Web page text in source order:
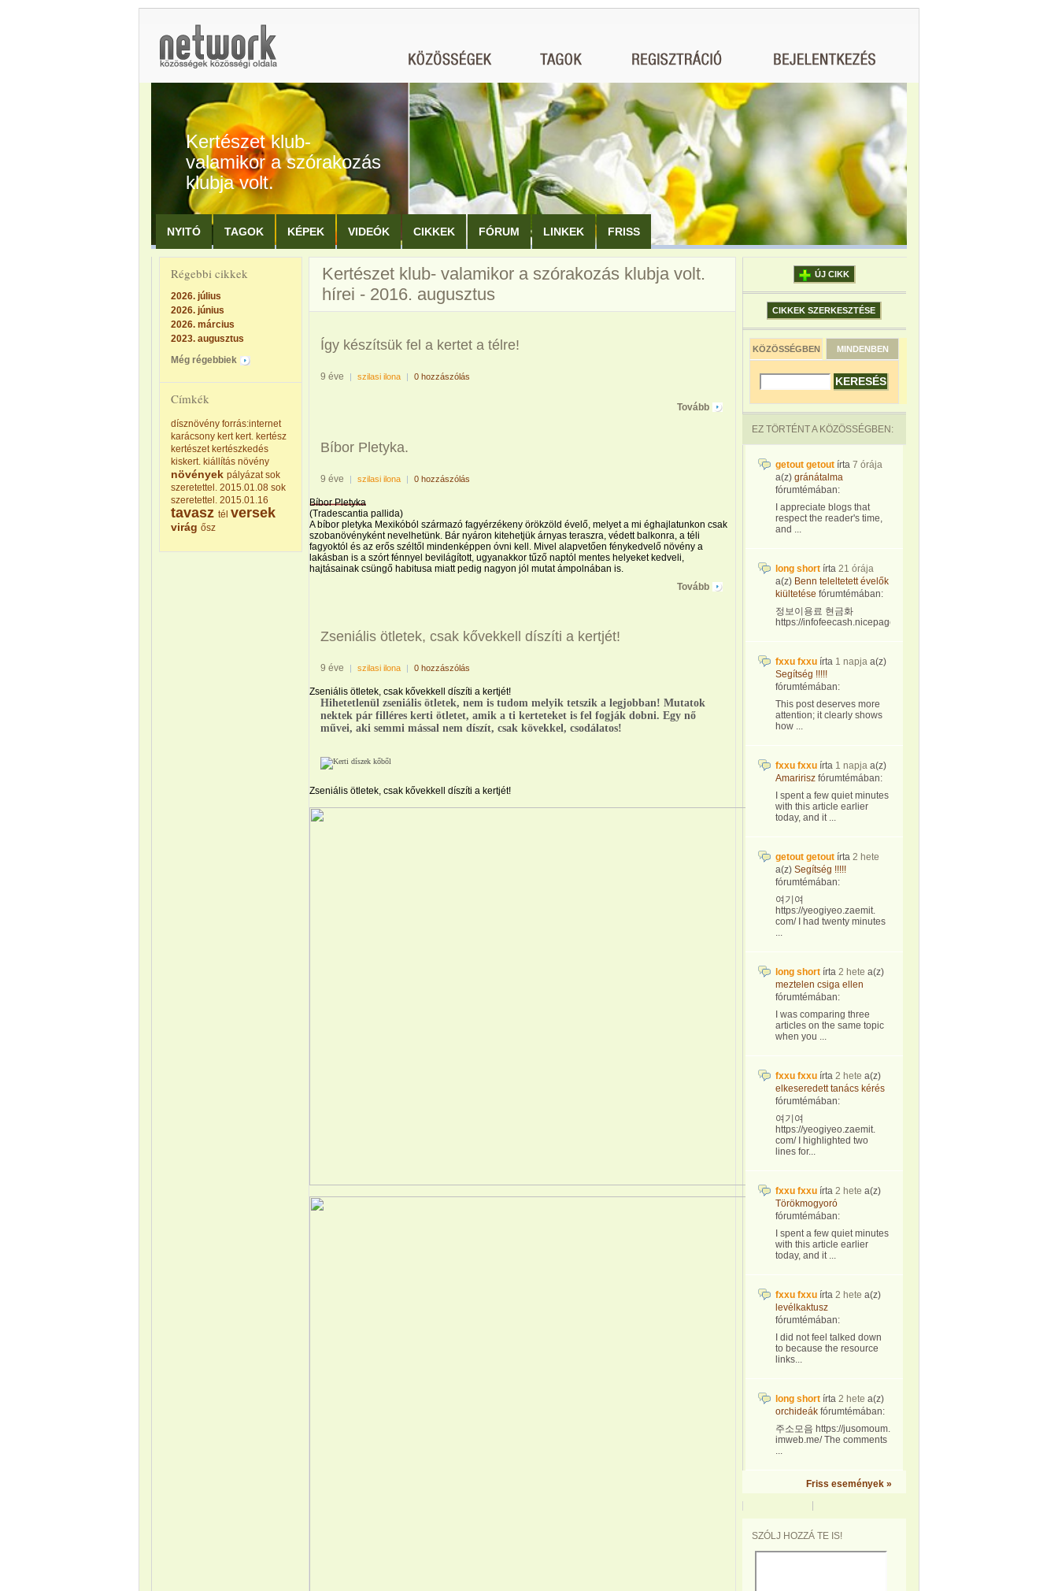
Kertészet klub-
valamikor a szórakozás
klubja volt.
NYITÓ TAGOK KÉPEK VIDEÓK CIKKEK FÓRUM LINKEK FRISS
Régebbi cikkek
2026. július
2026. június
2026. március
2023. augusztus
Még régebbiek
Címkék
dísznövény forrás:internet
karácsony kert kert. kertész
kertészet kertészkedés
kiskert. kiállítás növény
növények pályázat sok
szeretettel. 2015.01.08 sok
szeretettel. 2015.01.16
tavasz tél versek
virág ősz
Kertészet klub- valamikor a szórakozás klubja volt.
hírei - 2016. augusztus
Így készítsük fel a kertet a télre!
9 éve | szilasi ilona | 0 hozzászólás
Tovább
Bíbor Pletyka.
9 éve | szilasi ilona | 0 hozzászólás
Bíbor Pletyka
(Tradescantia pallida)
A bíbor pletyka Mexikóból származó fagyérzékeny örökzöld évelő, melyet a mi éghajlatunkon csak
szobanövényként nevelhetünk. Bár nyáron kitehetjük árnyas teraszra, védett balkonra, a téli
fagyoktól és az erős széltől mindenképpen óvni kell. Mivel alapvetően fénykedvelő növény a
lakásban is a szórt fénnyel bevilágított, ugyanakkor tűző naptól mentes helyeket kedveli,
hajtásainak csüngő habitusa miatt pedig nagyon jól mutat ámpolnában is.
Tovább
Zseniális ötletek, csak kővekkell díszíti a kertjét!
9 éve | szilasi ilona | 0 hozzászólás
Zseniális ötletek, csak kővekkell díszíti a kertjét!
Hihetetlenül zseniális ötletek, nem is tudom melyik tetszik a legjobban! Mutatok
nektek pár filléres kerti ötletet, amik a ti kerteteket is fel fogják dobni. Egy nő
művei, aki semmi mással nem díszít, csak kövekkel, csodálatos!
Zseniális ötletek, csak kővekkell díszíti a kertjét!
ÚJ CIKK
CIKKEK SZERKESZTÉSE
KÖZÖSSÉGBEN MINDENBEN
EZ TÖRTÉNT A KÖZÖSSÉGBEN:
getout getout írta 7 órája
a(z) gránátalma
fórumtémában:
I appreciate blogs that
respect the reader's time,
and ...
long short írta 21 órája
a(z) Benn teleltetett évelők
kiültetése fórumtémában:
정보이용료 현금화
https://infofeecash.nicepage...
fxxu fxxu írta 1 napja a(z)
Segítség !!!!!
fórumtémában:
This post deserves more
attention; it clearly shows
how ...
fxxu fxxu írta 1 napja a(z)
Amaririsz fórumtémában:
I spent a few quiet minutes
with this article earlier
today, and it ...
getout getout írta 2 hete
a(z) Segítség !!!!!
fórumtémában:
여기여
https://yeogiyeo.zaemit.
com/ I had twenty minutes
...
long short írta 2 hete a(z)
meztelen csiga ellen
fórumtémában:
I was comparing three
articles on the same topic
when you ...
fxxu fxxu írta 2 hete a(z)
elkeseredett tanács kérés
fórumtémában:
여기여
https://yeogiyeo.zaemit.
com/ I highlighted two
lines for...
fxxu fxxu írta 2 hete a(z)
Törökmogyoró
fórumtémában:
I spent a few quiet minutes
with this article earlier
today, and it ...
fxxu fxxu írta 2 hete a(z)
levélkaktusz
fórumtémában:
I did not feel talked down
to because the resource
links...
long short írta 2 hete a(z)
orchideák fórumtémában:
주소모음 https://jusomoum.
imweb.me/ The comments
...
Friss események »
SZÓLJ HOZZÁ TE IS!